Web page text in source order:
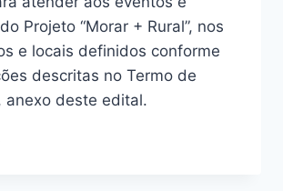
Projeto “Morar + Rural”, nos
e locais definidos conforme
descritas no Termo de
anexo deste edital.